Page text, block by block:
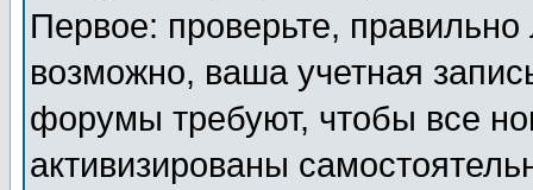
Первое: проверьте,
возможно, ваша учетная
форумы требуют, чтобы все
активизированы